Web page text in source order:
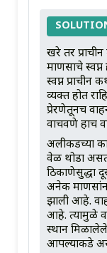
खरे तर
माणसाचे
स्वप्न
व्यक्त होत
प्रेरणेतूनच
वाचवणे हाच
अलीकडच्या
वेळ थोडा
ठिकाणेसुद्धा
अनेक
झाली आहे.
आहे. त्यामुळे
स्थान
आपल्याकडे